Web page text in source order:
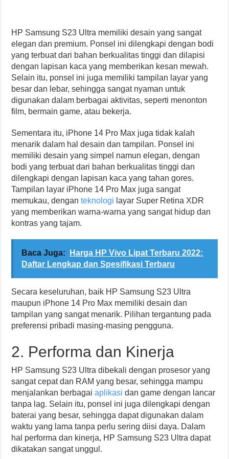
HP Samsung S23 Ultra memiliki desain yang sangat
elegan dan premium. Ponsel ini dilengkapi dengan bodi
yang terbuat dari bahan berkualitas tinggi dan dilapisi
dengan lapisan kaca yang memberikan kesan mewah.
Selain itu, ponsel ini juga memiliki tampilan layar yang
besar dan lebar, sehingga sangat nyaman untuk
digunakan dalam berbagai aktivitas, seperti menonton
film, bermain game, atau bekerja.
Sementara itu, iPhone 14 Pro Max juga tidak kalah
menarik dalam hal desain dan tampilan. Ponsel ini
memiliki desain yang simpel namun elegan, dengan
bodi yang terbuat dari bahan berkualitas tinggi dan
dilengkapi dengan lapisan kaca yang tahan gores.
Tampilan layar iPhone 14 Pro Max juga sangat
memukau, denganteknologi layar Super Retina XDR
yang memberikan warna-warna yang sangat hidup dan
kontras yang tajam.
Baca Juga:
Harga HP Vivo Lipat Terbaru 2022:
Daftar Lengkap dan Spesifikasi Terbaru
Secara keseluruhan, baik HP Samsung S23 Ultra
maupun iPhone 14 Pro Max memiliki desain dan
tampilan yang sangat menarik. Pilihan tergantung pada
preferensi pribadi masing-masing pengguna.
2. Performa dan Kinerja
HP Samsung S23 Ultra dibekali dengan prosesor yang
sangat cepat dan RAM yang besar, sehingga mampu
menjalankan berbagaiaplikasi dan game dengan lancar
tanpa lag. Selain itu, ponsel ini juga dilengkapi dengan
baterai yang besar, sehingga dapat digunakan dalam
waktu yang lama tanpa perlu sering diisi daya. Dalam
hal performa dan kinerja, HP Samsung S23 Ultra dapat
dikatakan sangat unggul.